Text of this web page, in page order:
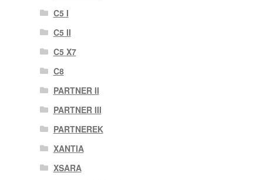
C5 I
C5 II
C5 X7
C8
PARTNER II
PARTNER III
PARTNEREK
XANTIA
XSARA